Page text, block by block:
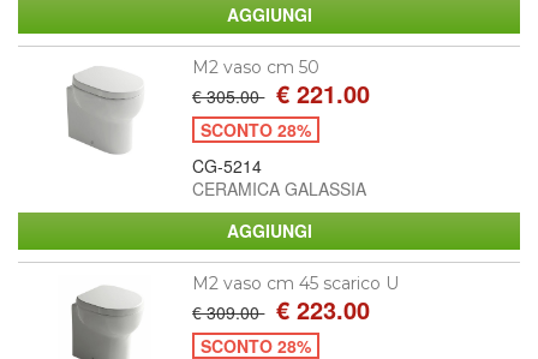
M2 vaso cm 50
€ 305.00 € 221.00
SCONTO 28%
CG-5214
CERAMICA GALASSIA
M2 vaso cm 45 scarico U
€ 309.00 € 223.00
SCONTO 28%